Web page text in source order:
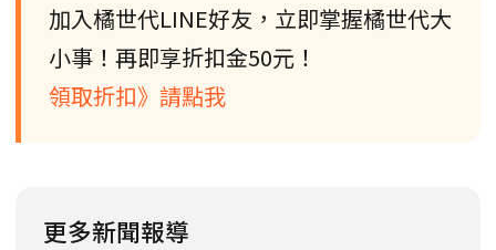
加入橘世代LINE好友，立即掌握橘世代大
小事！再即享折扣金50元！
領取折扣》請點我
更多新聞報導